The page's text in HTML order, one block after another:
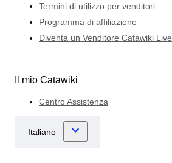
Termini di utilizzo per venditori
Programma di affiliazione
Diventa un Venditore Catawiki Live
Il mio Catawiki
Centro Assistenza